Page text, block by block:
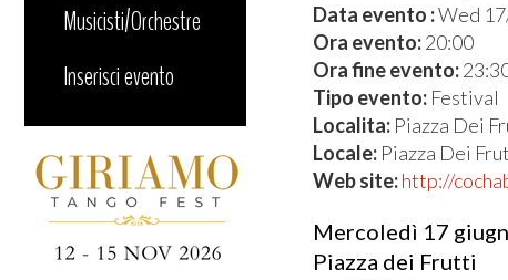
Musicisti/Orchestre
Inserisci evento
Data evento :Wed
Ora evento:20:00
Ora fine evento:
Tipo evento: Festival
Localita: Piazza Dei
Locale: Piazza Dei
Web site:http://
Mercoledì 17
Piazza dei Frutti